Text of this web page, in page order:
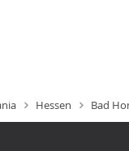
Hessen Bad